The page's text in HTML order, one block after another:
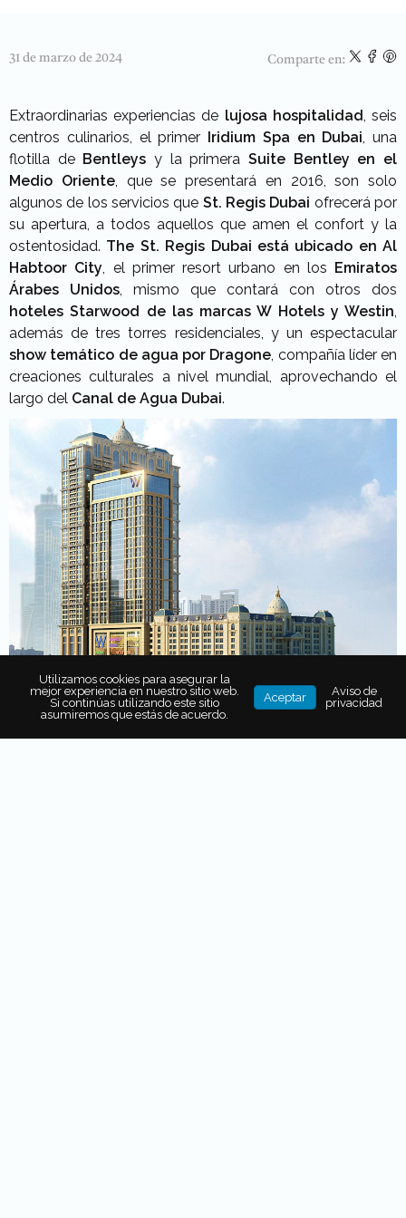
31 de marzo de 2024 Comparte en:
Extraordinarias experiencias de lujosa hospitalidad, seis
centros culinarios, el primer
Iridium Spa en Dubai, una
flotilla de Bentleys y la primeraSuite Bentley en el
Medio Oriente, que se presentará en 2016, son solo
algunos de los servicios que St. Regis Dubai ofrecerá por
su apertura, a todos aquellos que amen el confort y la
ostentosidad. The St. Regis Dubai está ubicado en Al
Habtoor City, el primer resort urbano en los Emiratos
Árabes Unidos, mismo que contará con otros dos
hoteles Starwood de las marcas W Hotels y Westin,
además de tres torres residenciales, y un espectacular
show temático de agua por Dragone, compañía líder en
creaciones culturales a nivel mundial, aprovechando el
largo del Canal de Agua Dubai.
Pero eso no es todo, ya que también se encuentra a
Utilizamos cookies para asegurar la
mejor experiencia en nuestro sitio web.
Si continúas utilizando este sitio
asumiremos que estás de acuerdo.
Aceptar
Aviso de
privacidad